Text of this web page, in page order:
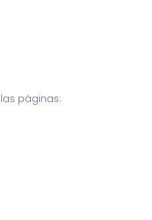
páginas: